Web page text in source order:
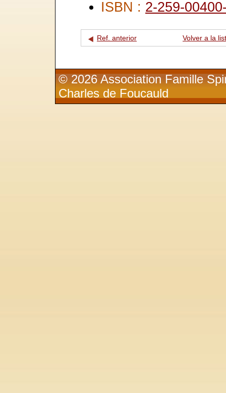
ISBN : 2-259-
Ref. anterior Volver a la
© 2026 Association Famille
Charles de Foucauld